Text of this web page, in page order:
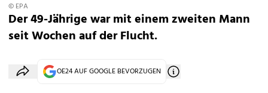
© EPA
Der 49-Jährige war mit einem zweiten Mann
seit Wochen auf der Flucht.
OE24 AUF GOOGLE BEVORZUGEN